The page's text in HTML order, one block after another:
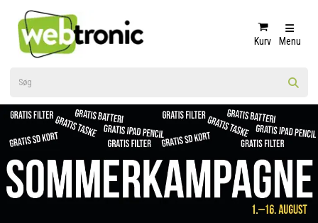
Kurv Menu